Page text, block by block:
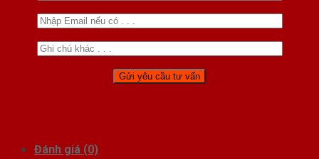
Đánh giá (0)